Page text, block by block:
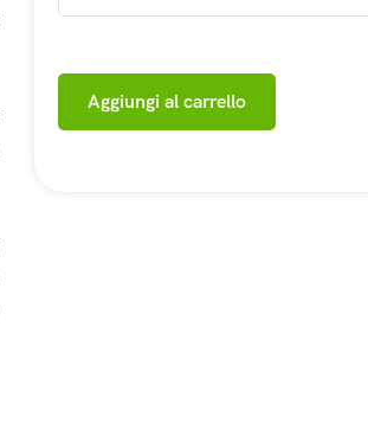
Aggiungi al carrello